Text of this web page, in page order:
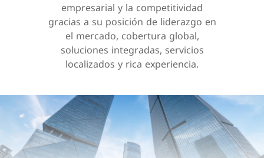
empresarial y la competitividad
gracias a su posición de liderazgo en
el mercado, cobertura global,
soluciones integradas, servicios
localizados y rica experiencia.